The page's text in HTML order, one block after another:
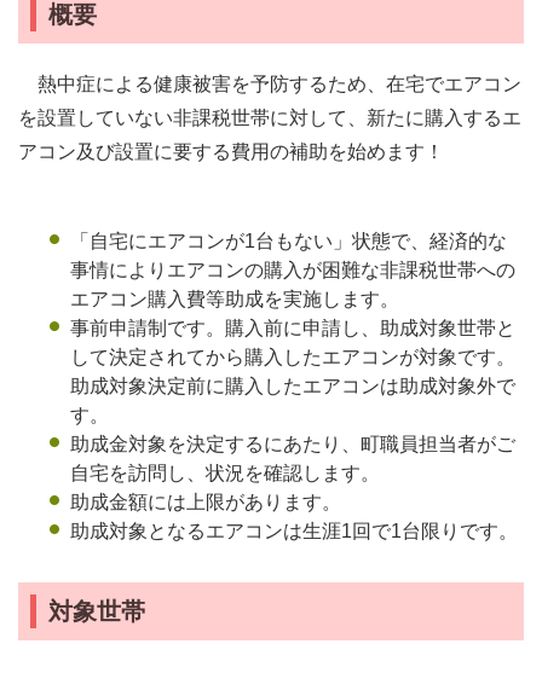
概要
熱中症による健康被害を予防するため、在宅でエアコン
を設置していない非課税世帯に対して、新たに購入するエ
アコン及び設置に要する費用の補助を始めます！
「自宅にエアコンが1台もない」状態で、経済的な
事情によりエアコンの購入が困難な非課税世帯への
エアコン購入費等助成を実施します。
事前申請制です。購入前に申請し、助成対象世帯と
して決定されてから購入したエアコンが対象です。
助成対象決定前に購入したエアコンは助成対象外で
す。
助成金対象を決定するにあたり、町職員担当者がご
自宅を訪問し、状況を確認します。
助成金額には上限があります。
助成対象となるエアコンは生涯1回で1台限りです。
対象世帯